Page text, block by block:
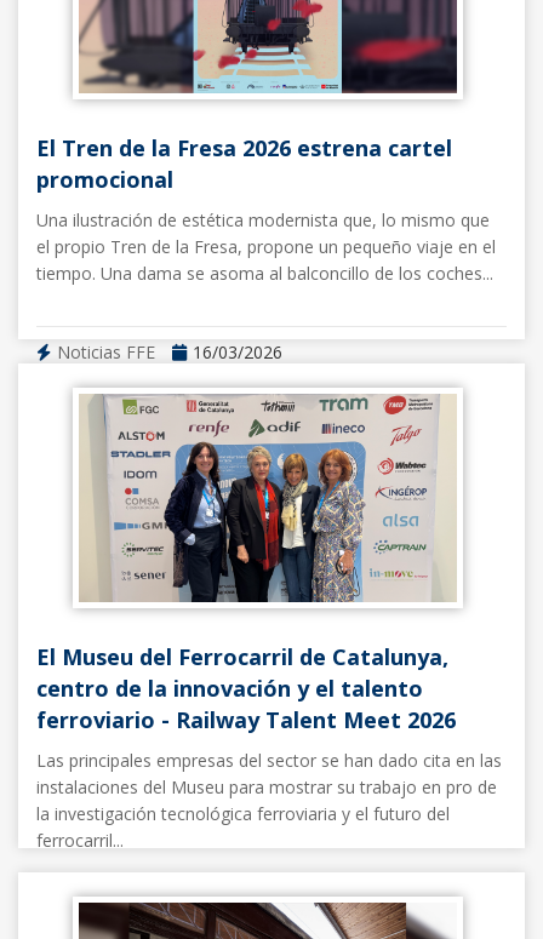
El Tren de la Fresa 2026 estrena cartel
promocional
Una ilustración de estética modernista que, lo mismo que
el propio Tren de la Fresa, propone un pequeño viaje en el
tiempo. Una dama se asoma al balconcillo de los coches...
Noticias FFE 16/03/2026
El Museu del Ferrocarril de Catalunya,
centro de la innovación y el talento
ferroviario - Railway Talent Meet 2026
Las principales empresas del sector se han dado cita en las
instalaciones del Museu para mostrar su trabajo en pro de
la investigación tecnológica ferroviaria y el futuro del
ferrocarril...
Noticias FFE 13/03/2026